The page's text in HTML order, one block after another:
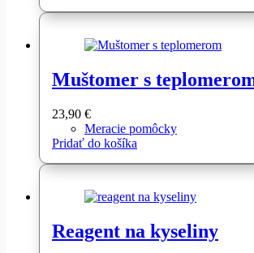
Muštomer s
23,90 €
Meracie pomôcky
Pridať do košíka
Reagent na kyseliny